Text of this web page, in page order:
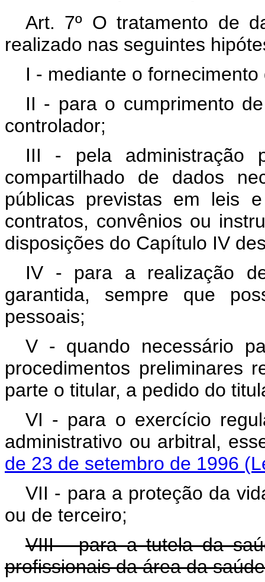
Art. 7º O tratamento de
realizado nas seguintes
I - mediante o
II - para o cumprimento
controlador;
III - pela administração
compartilhado de dados
públicas previstas em leis
contratos, convênios ou
disposições do Capítulo IV
IV - para a realização
garantida, sempre que
pessoais;
V - quando necessário
procedimentos preliminares
parte o titular, a pedido do
VI - para o exercício
administrativo ou arbitral,
de 23 de setembro de 1996
VII - para a proteção da
ou de terceiro;
VIII - para a tutela da
profissionais da área da